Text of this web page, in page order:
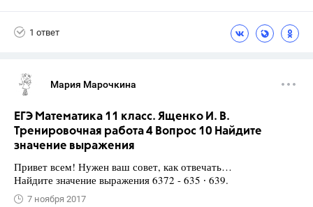
1 ответ
Мария Марочкина
ЕГЭ Математика 11 класс. Ященко И. В.
Тренировочная работа 4 Вопрос 10 Найдите
значение выражения
Привет всем! Нужен ваш совет, как отвечать…
Найдите значение выражения 6372 - 635 ∙ 639.
7 ноября 2017